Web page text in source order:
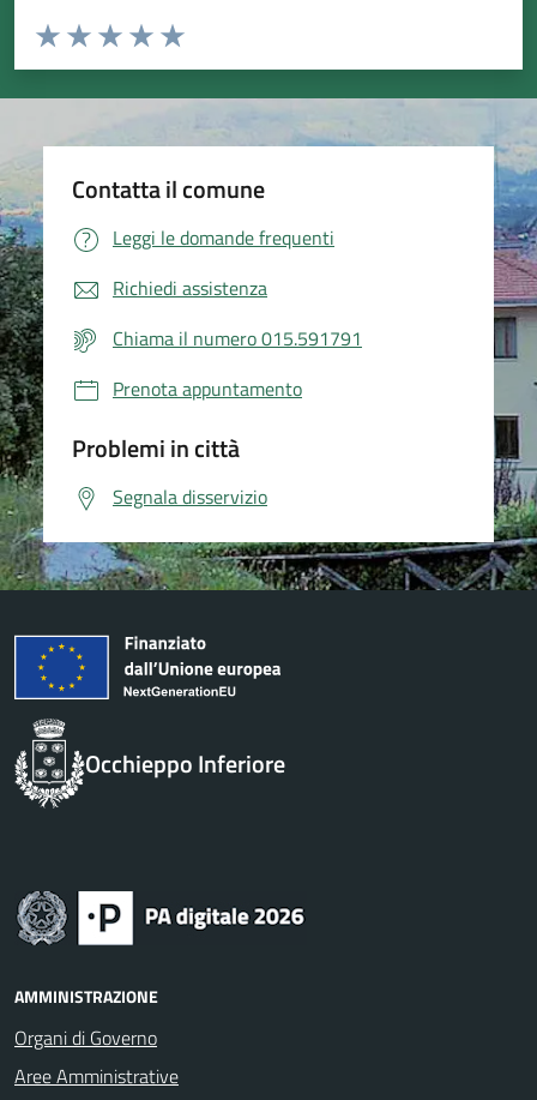
Valuta da 1 a 5 stelle la pagina
Valuta 5 stelle su 5
Valuta 4 stelle su 5
Valuta 3 stelle su 5
Valuta 2 stelle su 5
Valuta 1 stelle su 5
Contatta il comune
Leggi le domande frequenti
Richiedi assistenza
Chiama il numero 015.591791
Prenota appuntamento
Problemi in città
Segnala disservizio
Occhieppo Inferiore
AMMINISTRAZIONE
Organi di Governo
Aree Amministrative